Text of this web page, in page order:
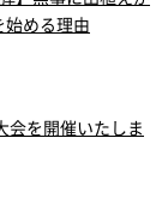
始める理由
会を開催いたしま